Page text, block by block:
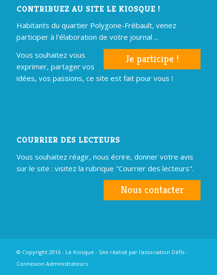
CONTRIBUEZ AU SITE LE KIOSQUE !
Habitants du quartier Polygone-Frébault, venez
participer à l'élaboration de votre journal ...
Je participe !
Vous souhaitez vous
exprimer, partager vos
idées, vos passions, ce site est fait pour vous !
COURRIER DES LECTEURS
Vous souhaitez réagir, nous écrire, donner votre avis
sur le site : visitez la rubrique "Courrier des lecteurs".
Nous contacter
© Copyright 2016 - Le Kiosque - Site réalisé par l'association Défis-
Connexion Administrateurs